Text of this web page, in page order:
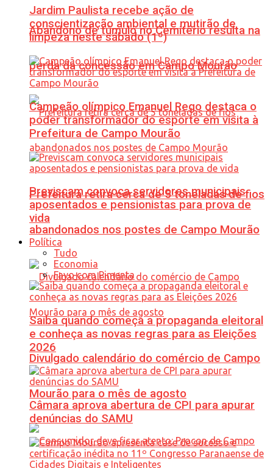
Abandono de túmulo no Cemitério resulta na
perda da concessão em Campo Mourão
Prefeitura retira cerca de 5 toneladas de fios
abandonados nos postes de Campo Mourão
Divulgado calendário do comércio de Campo
Mourão para o mês de agosto
Jardim Paulista recebe ação de
conscientização ambiental e mutirão de
limpeza neste sábado (1º)
Campeão olímpico Emanuel Rego destaca o
poder transformador do esporte em visita à
Prefeitura de Campo Mourão
Previscam convoca servidores municipais
aposentados e pensionistas para prova de
vida
Política
Tudo
Economia
Favo com Pimenta
Saiba quando começa a propaganda eleitoral
e conheça as novas regras para as Eleições
2026
Câmara aprova abertura de CPI para apurar
denúncias do SAMU